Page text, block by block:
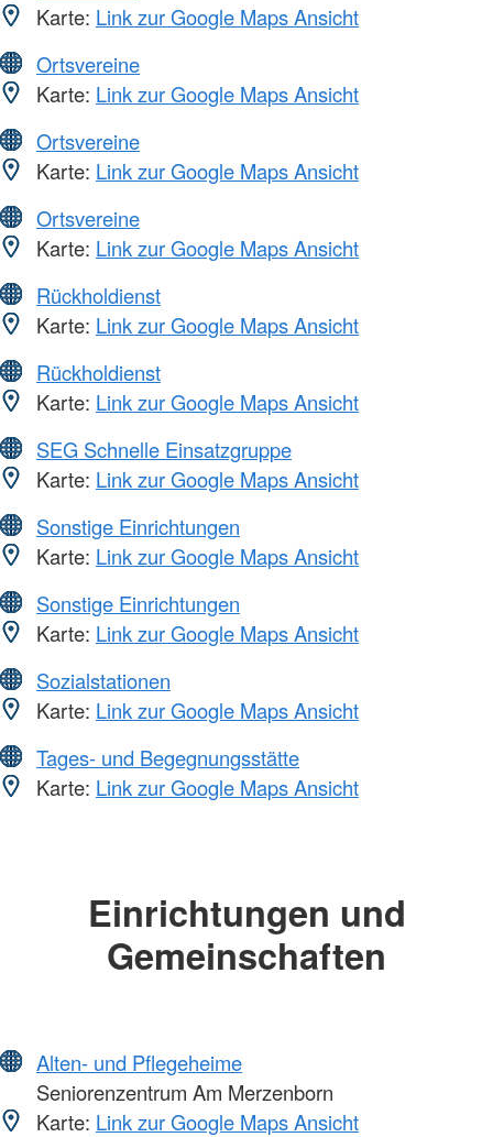
Karte: Link zur Google Maps Ansicht
Ortsvereine
Karte: Link zur Google Maps Ansicht
Ortsvereine
Karte: Link zur Google Maps Ansicht
Ortsvereine
Karte: Link zur Google Maps Ansicht
Rückholdienst
Karte: Link zur Google Maps Ansicht
Rückholdienst
Karte: Link zur Google Maps Ansicht
SEG Schnelle Einsatzgruppe
Karte: Link zur Google Maps Ansicht
Sonstige Einrichtungen
Karte: Link zur Google Maps Ansicht
Sonstige Einrichtungen
Karte: Link zur Google Maps Ansicht
Sozialstationen
Karte: Link zur Google Maps Ansicht
Tages- und Begegnungsstätte
Karte: Link zur Google Maps Ansicht
Einrichtungen und
Gemeinschaften
Alten- und Pflegeheime
Seniorenzentrum Am Merzenborn
Karte: Link zur Google Maps Ansicht